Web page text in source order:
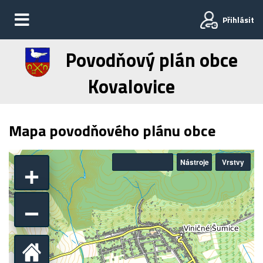
Přihlásit
Povodňový plán obce
Kovalovice
Mapa povodňového plánu obce
+
−
Vrstvy
Nástroje